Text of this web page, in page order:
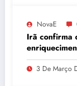
NovaE
Irã confirma
embaixador
quantidade
3 De Março